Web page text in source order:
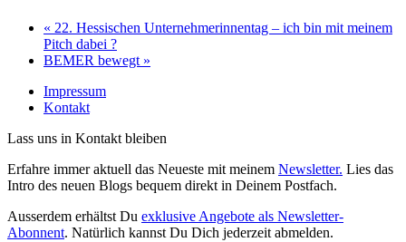
« 22. Hessischen Unternehmerinnentag – ich bin mit meinem
Pitch dabei ?
BEMER bewegt »
Impressum
Kontakt
Lass uns in Kontakt bleiben
Erfahre immer aktuell das Neueste mit meinem Newsletter. Lies das
Intro des neuen Blogs bequem direkt in Deinem Postfach.
Ausserdem erhältst Du exklusive Angebote als Newsletter-
Abonnent. Natürlich kannst Du Dich jederzeit abmelden.